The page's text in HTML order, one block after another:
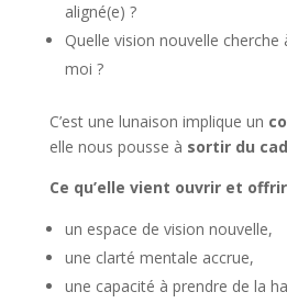
aligné(e) ?
Quelle vision nouvelle
moi ?
C’est une lunaison implique un
elle nous pousse à sortir du
Ce qu’elle vient ouvrir et
un espace de vision nouvelle,
une clarté mentale accrue,
une capacité à prendre de la